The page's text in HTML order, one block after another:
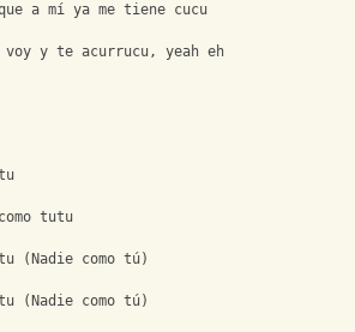
a mí ya me tiene cucu
y te acurrucu, yeah eh
tutu
(Nadie como tú)
(Nadie como tú)